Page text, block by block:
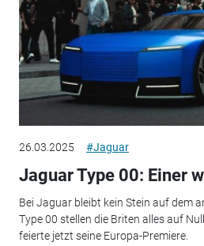
26.03.2025 #Jaguar
Jaguar Type 00: Einer
Bei Jaguar bleibt kein Stein auf dem
Type 00 stellen die Briten alles auf
feierte jetzt seine Europa-Premiere.